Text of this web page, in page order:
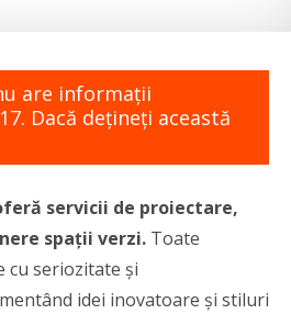
are informaţii
Dacă dețineți această
servicii de proiectare,
spații verzi. Toate
cu seriozitate și
idei inovatoare și stiluri